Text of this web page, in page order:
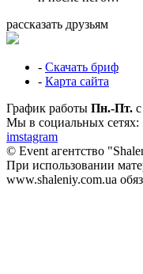
рассказать друзьям
- Скачать бриф
- Карта сайта
График работы Пн.-Пт.
Мы в социальных сетях:
imstagram
© Event агентство
При использовании
www.shaleniy.com.ua